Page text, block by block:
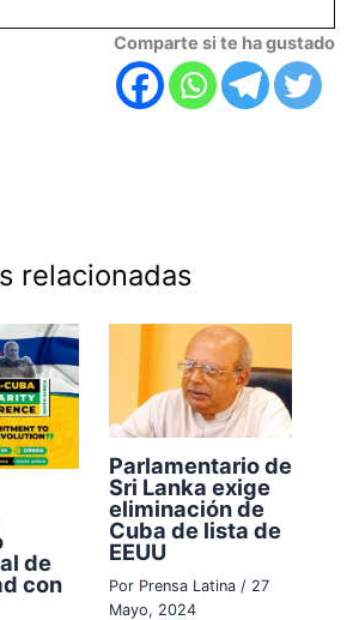
Comparte si te ha gustado
relacionadas
de
con
Parlamentario de
Sri Lanka exige
eliminación de
Cuba de lista de
EEUU
Por Prensa Latina / 27
Mayo, 2024